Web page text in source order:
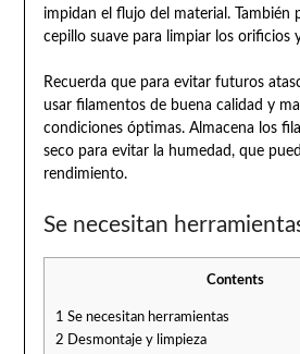
impidan el flujo del material. También
cepillo suave para limpiar los orificios
Recuerda que para evitar futuros
usar filamentos de buena calidad y
condiciones óptimas. Almacena los
seco para evitar la humedad, que
rendimiento.
Se necesitan
Contents
1 Se necesitan herramientas
2 Desmontaje y limpieza